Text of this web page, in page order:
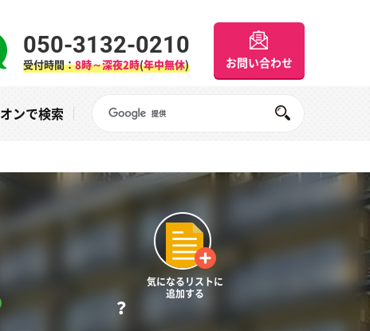
050-3132-0210
受付時間：8時～深夜2時(年中無休) お問い合わせ
ンで検索
？
気になるリストに
追加する